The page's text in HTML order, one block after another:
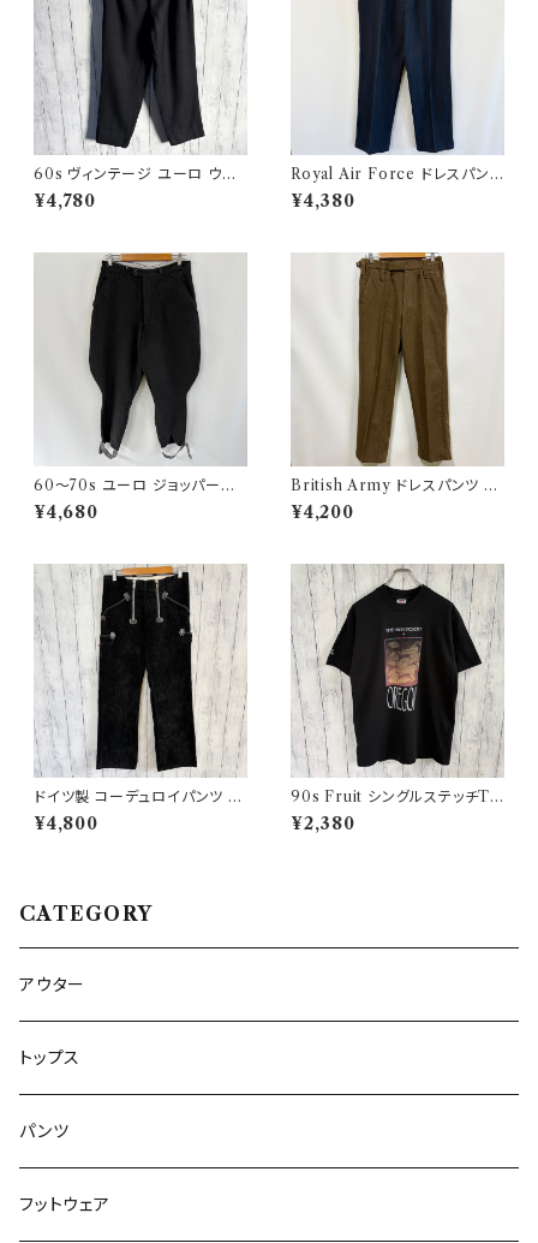
60s ヴィンテージ ユーロ ウー
ルパンツ スラックス ビンテージ
32
¥4,780
Royal Air Force ドレスパンツ
イギリス軍 スラックス ミリタリ
ーパンツ 8
¥4,380
60〜70s ユーロ ジョッパーズ
パンツ ウールパンツ ヴィンテー
ジ 5
¥4,680
British Army ドレスパンツ イ
ギリス軍 スラックス ミリタリー
パンツ ウールパンツ2
¥4,200
ドイツ製 コーデュロイパンツ ワ
ークパンツ ユーロワーク
¥4,800
90s Fruit シングルステッチTシ
ャツ プリントT
¥2,380
CATEGORY
アウター
トップス
パンツ
フットウェア